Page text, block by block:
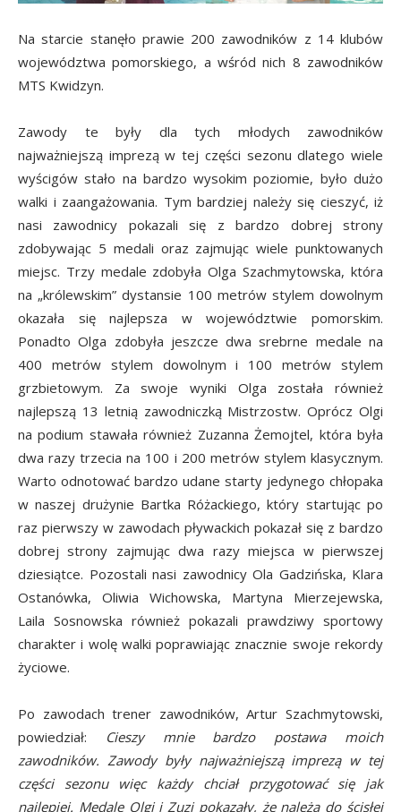
Na starcie stanęło prawie 200 zawodników z 14 klubów
województwa pomorskiego, a wśród nich 8 zawodników
MTS Kwidzyn.
Zawody te były dla tych młodych zawodników
najważniejszą imprezą w tej części sezonu dlatego wiele
wyścigów stało na bardzo wysokim poziomie, było dużo
walki i zaangażowania. Tym bardziej należy się cieszyć, iż
nasi zawodnicy pokazali się z bardzo dobrej strony
zdobywając 5 medali oraz zajmując wiele punktowanych
miejsc. Trzy medale zdobyła Olga Szachmytowska, która
na „królewskim” dystansie 100 metrów stylem dowolnym
okazała się najlepsza w województwie pomorskim.
Ponadto Olga zdobyła jeszcze dwa srebrne medale na
400 metrów stylem dowolnym i 100 metrów stylem
grzbietowym. Za swoje wyniki Olga została również
najlepszą 13 letnią zawodniczką Mistrzostw. Oprócz Olgi
na podium stawała również Zuzanna Żemojtel, która była
dwa razy trzecia na 100 i 200 metrów stylem klasycznym.
Warto odnotować bardzo udane starty jedynego chłopaka
w naszej drużynie Bartka Różackiego, który startując po
raz pierwszy w zawodach pływackich pokazał się z bardzo
dobrej strony zajmując dwa razy miejsca w pierwszej
dziesiątce. Pozostali nasi zawodnicy Ola Gadzińska, Klara
Ostanówka, Oliwia Wichowska, Martyna Mierzejewska,
Laila Sosnowska również pokazali prawdziwy sportowy
charakter i wolę walki poprawiając znacznie swoje rekordy
życiowe.
Po zawodach trener zawodników, Artur Szachmytowski,
powiedział:
Cieszy mnie bardzo postawa moich
zawodników. Zawody były najważniejszą imprezą w tej
części sezonu więc każdy chciał przygotować się jak
najlepiej. Medale Olgi i Zuzi pokazały, że należą do ścisłej